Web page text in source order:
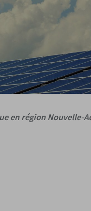
en région Nouvelle-